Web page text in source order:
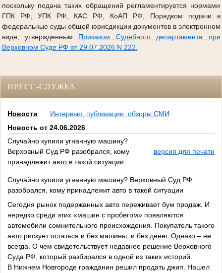
поскольку подача таких обращений регламентируется нормами
ГПК РФ, УПК РФ, КАС РФ, КоАП РФ, Порядком подачи в
федеральные суды общей юрисдикции документов в электронном
виде, утвержденным Приказом Судебного департамента при
Верховном Суде РФ от 29.07.2026 N 222.
ПРЕСС-СЛУЖБА
Новости
Интервью, публикации, обзоры СМИ
Новость от 24.06.2026
Случайно купили угнанную машину?
Верховный Суд РФ разобрался, кому
принадлежит авто в такой ситуации
версия для печати
Случайно купили угнанную машину? Верховный Суд РФ
разобрался, кому принадлежит авто в такой ситуации
Сегодня рынок подержанных авто переживает бум продаж. И
нередко среди этих «машин с пробегом» появляются
автомобили сомнительного происхождения. Покупатель такого
авто рискует остаться и без машины, и без денег. Однако – не
всегда. О чем свидетельствует недавнее решение Верховного
Суда РФ, который разбирался в одной из таких историй.
В Нижнем Новгороде гражданин решил продать джип. Нашел